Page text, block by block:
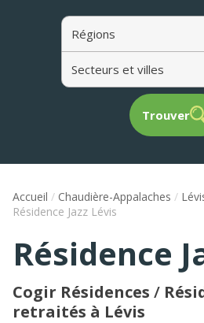
Régions
Secteurs et villes
Trouver
Accueil / Chaudière-Appalaches /
Résidence Jazz Lévis
Résidence
Cogir Résidences /
retraités à Lévis